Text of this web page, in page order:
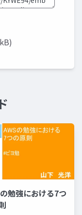
勉強における7つ